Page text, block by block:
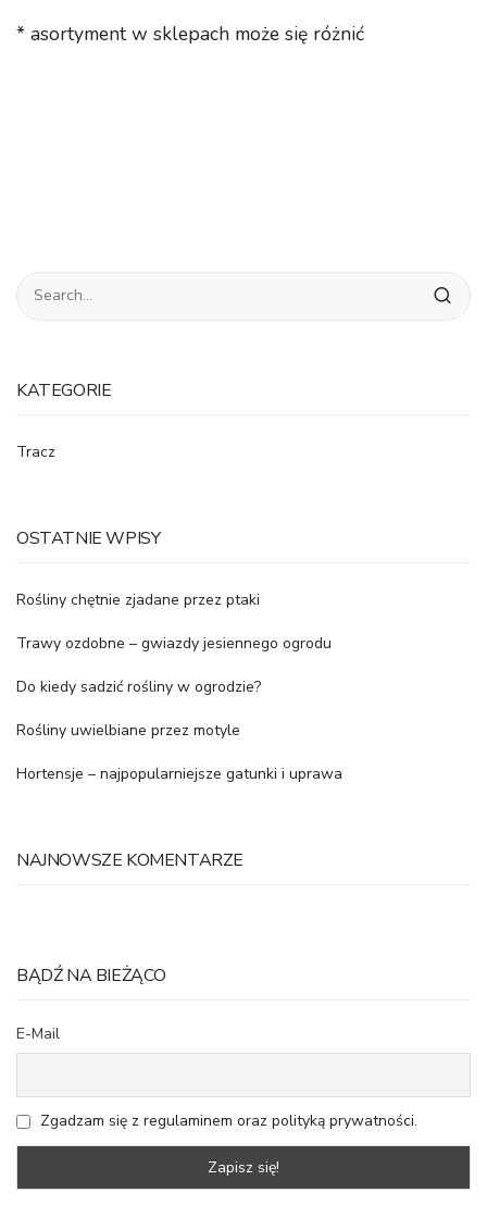
* asortyment w sklepach może się różnić
KATEGORIE
Tracz
OSTATNIE WPISY
Rośliny chętnie zjadane przez ptaki
Trawy ozdobne – gwiazdy jesiennego ogrodu
Do kiedy sadzić rośliny w ogrodzie?
Rośliny uwielbiane przez motyle
Hortensje – najpopularniejsze gatunki i uprawa
NAJNOWSZE KOMENTARZE
BĄDŹ NA BIEŻĄCO
E-Mail
Zgadzam się z regulaminem oraz polityką prywatności.